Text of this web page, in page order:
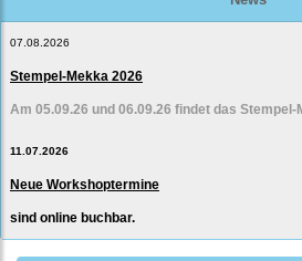
07.08.2026
Stempel-Mekka 2026
Am 05.09.26 und 06.09.26 findet das
11.07.2026
Neue Workshoptermine
sind online buchbar.